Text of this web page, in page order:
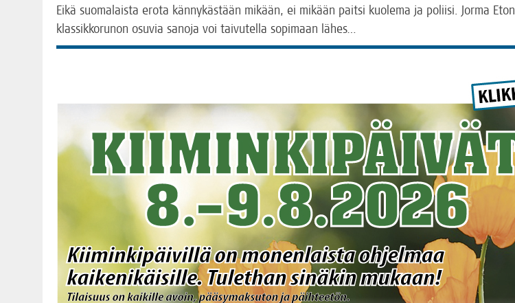
Eikä suo­ma­lais­ta ero­ta kän­ny­käs­tään mikään, ei mikään pait­si kuo­le­ma ja polii­si. Jor­ma Eton
klas­sik­ko­ru­non osu­via sano­ja voi tai­vu­tel­la sopi­maan lähes…